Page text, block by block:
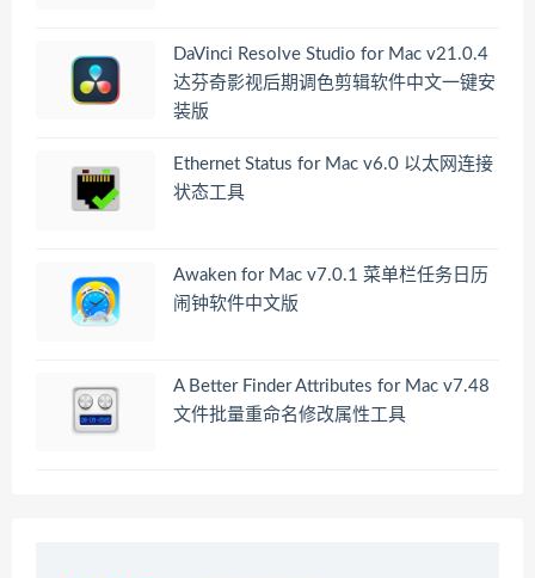
DaVinci Resolve Studio for Mac v21.0.4
达芬奇影视后期调色剪辑软件中文一键安
装版
Ethernet Status for Mac v6.0 以太网连接
状态工具
Awaken for Mac v7.0.1 菜单栏任务日历
闹钟软件中文版
A Better Finder Attributes for Mac v7.48
文件批量重命名修改属性工具